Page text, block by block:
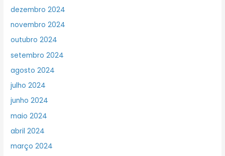
dezembro 2024
novembro 2024
outubro 2024
setembro 2024
agosto 2024
julho 2024
junho 2024
maio 2024
abril 2024
março 2024